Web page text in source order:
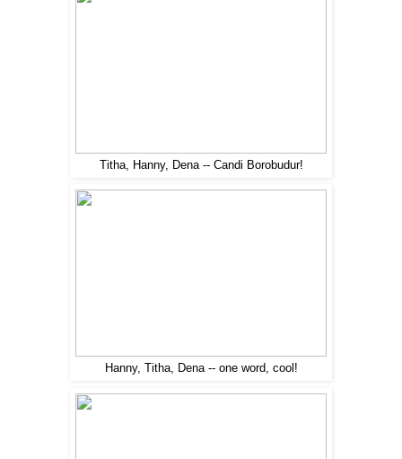
Titha, Hanny, Dena -- Candi Borobudur!
Hanny, Titha, Dena -- one word, cool!